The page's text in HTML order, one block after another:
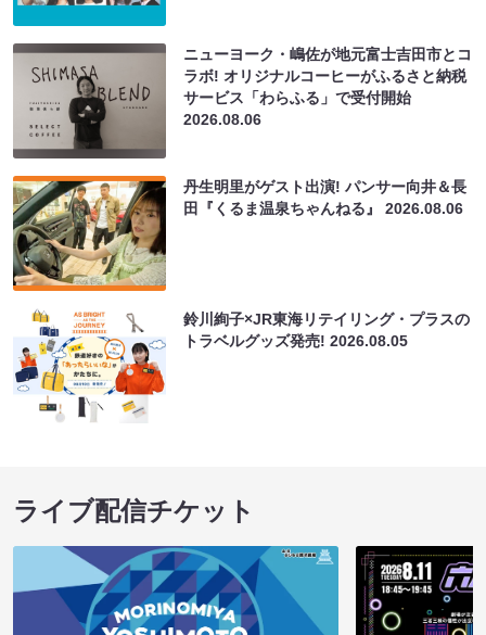
ニューヨーク・嶋佐が地元富士吉田市とコ
ラボ! オリジナルコーヒーがふるさと納税
サービス「わらふる」で受付開始
2026.08.06
丹生明里がゲスト出演! パンサー向井＆長
田『くるま温泉ちゃんねる』2026.08.06
鈴川絢子×JR東海リテイリング・プラスの
トラベルグッズ発売!2026.08.05
ライブ配信チケット